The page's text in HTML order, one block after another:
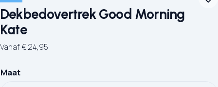
Dekbedovertrek Good Morning
Kate
Vanaf€24,95
Maat